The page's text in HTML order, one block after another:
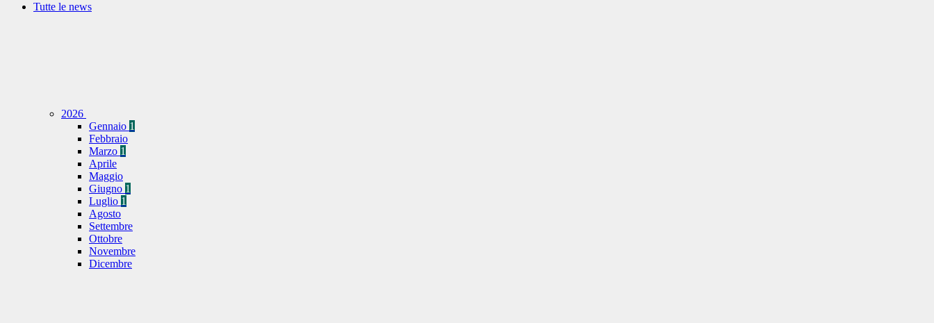
Tutte le news
2026
Gennaio 1
Febbraio
Marzo 1
Aprile
Maggio
Giugno 1
Luglio 1
Agosto
Settembre
Ottobre
Novembre
Dicembre